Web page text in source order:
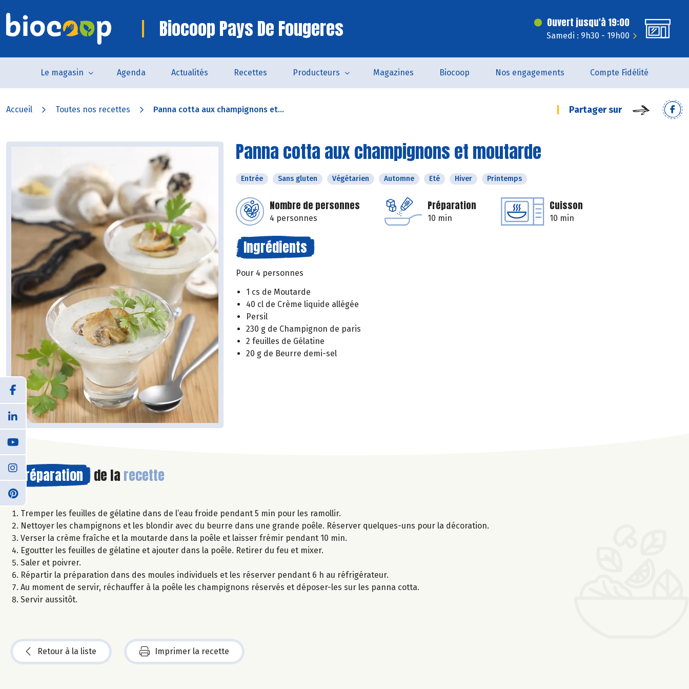
Biocoop Pays De Fougeres Ouvert jusqu'à 19:00
Samedi : 9h30 - 19h00
Le magasin Agenda Actualités Recettes Producteurs Magazines Biocoop Nos engagements Compte Fidélité
Accueil Toutes nos recettes Panna cotta aux champignons et... Partager sur
Panna cotta aux champignons et moutarde
Entrée Sans gluten Végétarien Automne Eté Hiver Printemps
Nombre de personnes
4 personnes
Préparation
10 min
Cuisson
10 min
Ingrédients
Pour 4 personnes
1 cs de Moutarde
40 cl de Crème liquide allégée
Persil
230 g de Champignon de paris
2 feuilles de Gélatine
20 g de Beurre demi-sel
Préparation de la recette
Tremper les feuilles de gélatine dans de l’eau froide pendant 5 min pour les ramollir.
Nettoyer les champignons et les blondir avec du beurre dans une grande poêle. Réserver quelques-uns pour la décoration.
Verser la crème fraîche et la moutarde dans la poêle et laisser frémir pendant 10 min.
Egoutter les feuilles de gélatine et ajouter dans la poêle. Retirer du feu et mixer.
Saler et poivrer.
Répartir la préparation dans des moules individuels et les réserver pendant 6 h au réfrigérateur.
Au moment de servir, réchauffer à la poêle les champignons réservés et déposer-les sur les panna cotta.
Servir aussitôt.
Retour à la liste Imprimer la recette